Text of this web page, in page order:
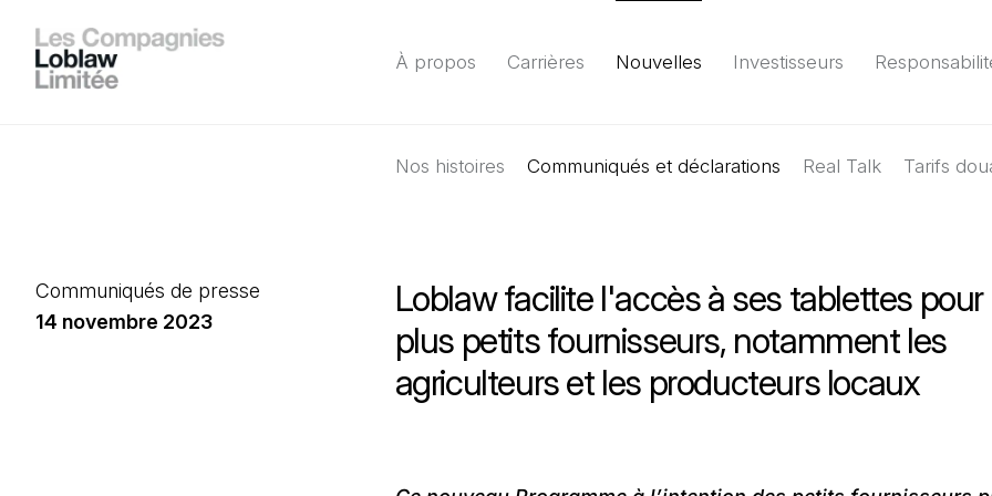
À propos Carrières
(Il
Nouvelles Investisseurs
Environnement Société Gouvernance
Nos histoires Communiqués et déclarations Real Talk Tarifs
Communiqués de presse
14 novembre 2023
Loblaw facilite l'accès à ses tablettes pour
plus petits fournisseurs, notamment les
agriculteurs et les producteurs locaux